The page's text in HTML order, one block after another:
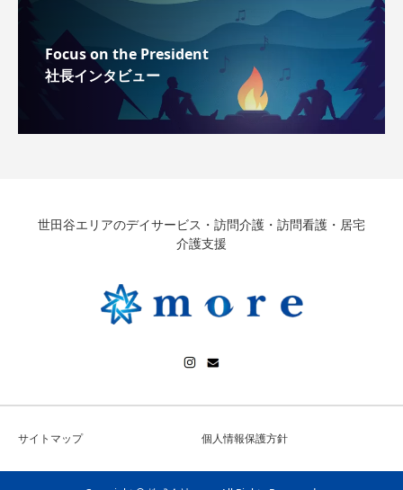
Focus on the President
社長インタビュー
世田谷エリアのデイサービス・訪問介護・訪問看護・居宅
介護支援
サイトマップ 個人情報保護方針